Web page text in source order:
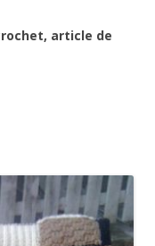
article de